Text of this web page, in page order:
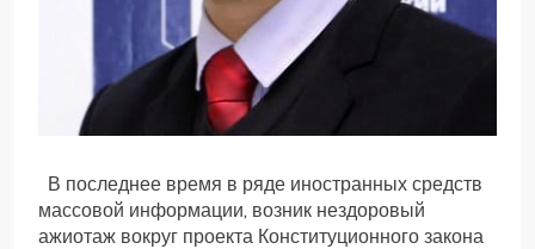
В последнее время в ряде иностранных средств
массовой информации, возник нездоровый
ажиотаж вокруг проекта Конституционного закона